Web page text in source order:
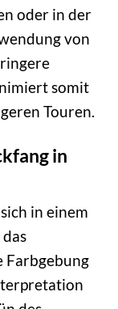
oder in der
von
somit
Touren.
in
in einem
Farbgebung